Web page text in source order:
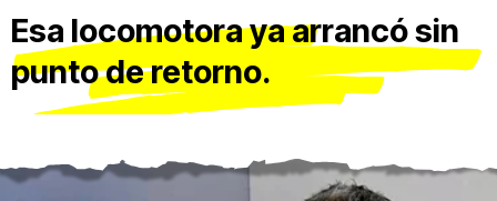
Esa locomotora ya arrancó sin
punto de retorno.